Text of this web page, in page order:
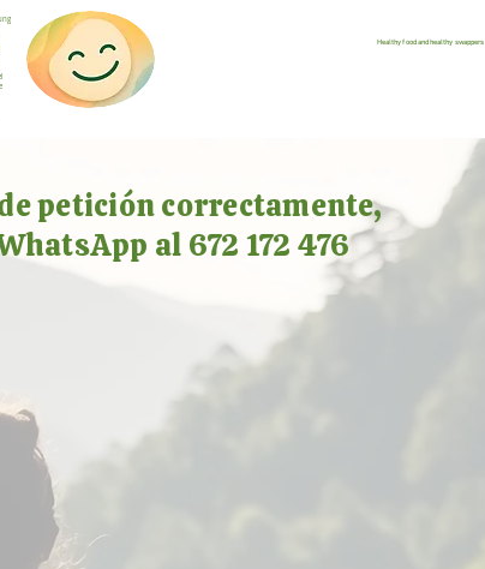
Healthy food and healthy swappers
petición correctamente,
al 672 172 476